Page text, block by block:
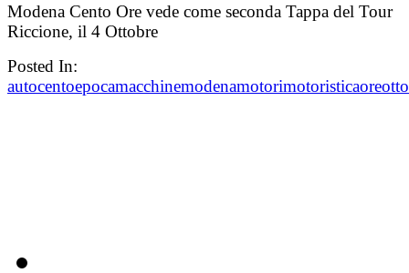
Modena Cento Ore vede come seconda Tappa del Tour
Riccione, il 4 Ottobre
Posted In:
autocentoepocamacchinemodenamotorimotoristicaore